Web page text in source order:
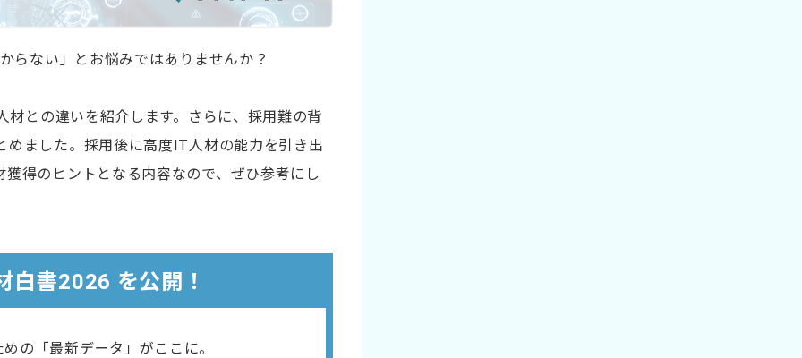
らない」とお悩みではありませんか？
との違いを紹介します。さらに、採用難の背
ました。採用後に高度IT人材の能力を引き出
得のヒントとなる内容なので、ぜひ参考にし
白書2026 を公開！
の「最新データ」がここに。